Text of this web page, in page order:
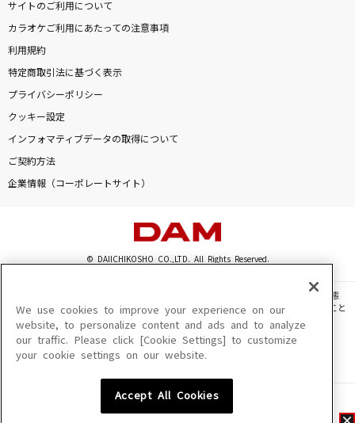
サイトのご利用について
カラオケご利用にあたっての注意事項
利用規約
特定商取引法に基づく表示
プライバシーポリシー
クッキー設定
インフォマティブデータの取得について
ご契約方法
企業情報（コーポレートサイト）
© DAIICHIKOSHO CO.,LTD. All Rights Reserved.
このサイトに掲載されている一切の文章・画像・写真・動画・音声等を、手段や形態
を問わず、著作権法の定める範囲を超えて無断で複製、転載、ファイル化などすること
を禁じます。
楽曲及びコンテンツは、機種によりご利用いただけない場合があります。
楽曲及びコンテンツの配信日、配信内容が変更になる場合があります。
We use cookies to improve your experience on our
website, to personalize content and ads and to analyze
our traffic. Please click [Cookie Settings] to customize
your cookie settings on our website.
Accept All Cookies